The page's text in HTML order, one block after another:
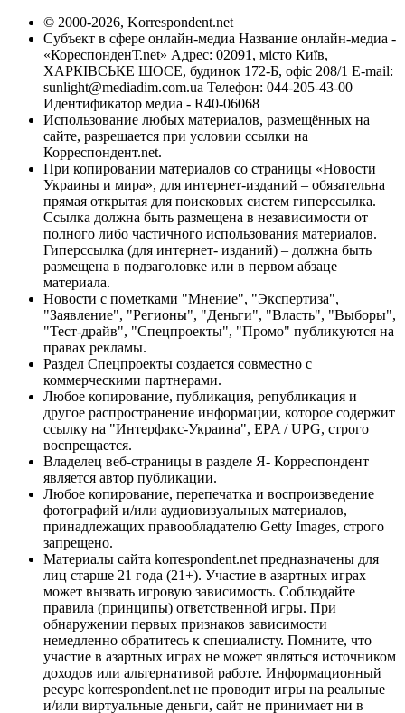
© 2000-2026, Korrespondent.net
Субъект в сфере онлайн-медиа Название онлайн-медиа -
«КореспонденТ.net» Адрес: 02091, місто Київ,
ХАРКІВСЬКЕ ШОСЕ, будинок 172-Б, офіс 208/1 E-mail:
sunlight@mediadim.com.ua Телефон: 044-205-43-00
Идентификатор медиа - R40-06068
Использование любых материалов, размещённых на
сайте, разрешается при условии ссылки на
Корреспондент.net.
При копировании материалов со страницы «Новости
Украины и мира», для интернет-изданий – обязательна
прямая открытая для поисковых систем гиперссылка.
Ссылка должна быть размещена в независимости от
полного либо частичного использования материалов.
Гиперссылка (для интернет- изданий) – должна быть
размещена в подзаголовке или в первом абзаце
материала.
Новости с пометками "Мнение", "Экспертиза",
"Заявление", "Регионы", "Деньги", "Власть", "Выборы",
"Тест-драйв", "Спецпроекты", "Промо" публикуются на
правах рекламы.
Раздел Спецпроекты создается совместно с
коммерческими партнерами.
Любое копирование, публикация, републикация и
другое распространение информации, которое содержит
ссылку на "Интерфакс-Украина", EPA / UPG, строго
воспрещается.
Владелец веб-страницы в разделе Я- Корреспондент
является автор публикации.
Любое копирование, перепечатка и воспроизведение
фотографий и/или аудиовизуальных материалов,
принадлежащих правообладателю Getty Images, строго
запрещено.
Материалы сайта korrespondent.net предназначены для
лиц старше 21 года (21+). Участие в азартных играх
может вызвать игровую зависимость. Соблюдайте
правила (принципы) ответственной игры. При
обнаружении первых признаков зависимости
немедленно обратитесь к специалисту. Помните, что
участие в азартных играх не может являться источником
доходов или альтернативой работе. Информационный
ресурс korrespondent.net не проводит игры на реальные
и/или виртуальные деньги, сайт не принимает ни в